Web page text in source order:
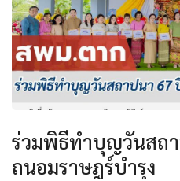
ร่วมพิธีทำบุญวันสถา
ถนอมราษฎร์บำรุง